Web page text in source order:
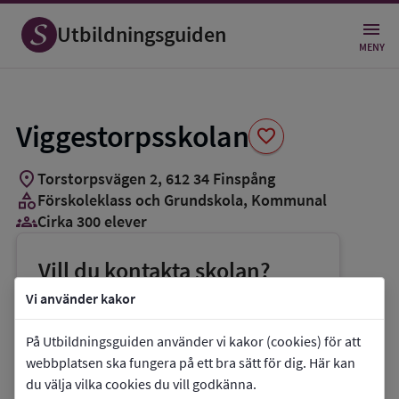
Vi använder kakor
På Utbildningsguiden använder vi kakor (cookies) för att
webbplatsen ska fungera på ett bra sätt för dig. Här kan
du välja vilka cookies du vill godkänna.
Utbildningsguiden MENY
Viggestorpsskolan favorite
Spara
som
favorit
location_onTorstorpsvägen 2, 612 34 Finspång
categoryFörskoleklass och Grundskola, Kommunal
groups_3Cirka 300 elever
Vill du kontakta skolan?
phoneTelefon:0122-85595
E-post: viggestorp.skolan@finspang.se
link Webbplats:Viggestorpsskolan